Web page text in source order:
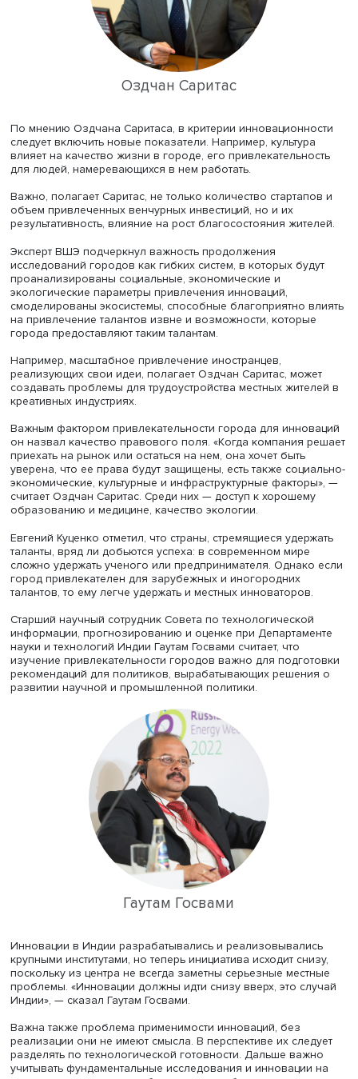
Британский исследователь обратил внимание на
благоприятной среды и качества жизни для талантов:
нынешней мобильности они могут легко уехать из
если их что-то не устраивает. Для инноваторов важен
общения, накопление знакомств и врастание в
локального.
В изучении и создании индикаторов измерения
инновационной привлекательности следует не
всегда заметные статистически, но важные для
элементы. Индикаторы качества инновационной
инновационной среды требуют модернизации и
ЗаведующийЛабораторией исследований науки и
ИСИЭЗ ВШЭ Оздчан Саритасподчеркнул важность
общего подхода к измерению инновационного
городов и новых индикаторов для его измерения.
Оздчан Саритас
По мнению Оздчана Саритаса, в критерии
следует включить новые показатели. Например,
влияет на качество жизни в городе, его
для людей, намеревающихся в нем работать.
Важно, полагает Саритас, не только количество
объем привлеченных венчурных инвестиций, но и их
результативность, влияние на рост благосостояния
Эксперт ВШЭ подчеркнул важность продолжения
исследований городов как гибких систем, в которых
проанализированы социальные, экономические и
экологические параметры привлечения инноваций,
смоделированы экосистемы, способные благоприятно
на привлечение талантов извне и возможности,
города предоставляют таким талантам.
Например, масштабное привлечение иностранцев,
реализующих свои идеи, полагает Оздчан Саритас,
создавать проблемы для трудоустройства местных
Важным фактором привлекательности города для
он назвал качество правового поля. «Когда компания
приехать на рынок или остаться на нем, она хочет быть
уверена, что ее права будут защищены, есть также
экономические, культурные и инфраструктурные
считает Оздчан Саритас. Среди них — доступ к
образованию и медицине, качество экологии.